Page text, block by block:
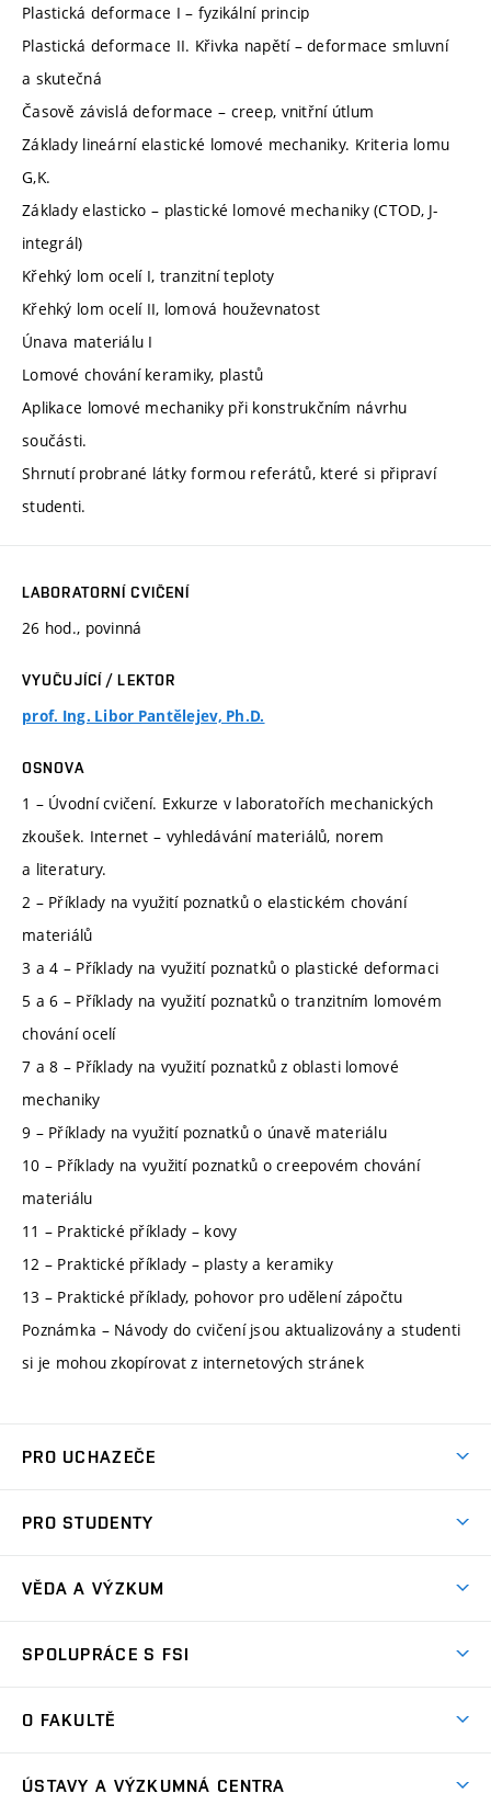
Plastická deformace I – fyzikální princip
Plastická deformace II. Křivka napětí – deformace smluvní
a skutečná
Časově závislá deformace – creep, vnitřní útlum
Základy lineární elastické lomové mechaniky. Kriteria lomu
G,K.
Základy elasticko – plastické lomové mechaniky (CTOD, J-
integrál)
Křehký lom ocelí I, tranzitní teploty
Křehký lom ocelí II, lomová houževnatost
Únava materiálu I
Lomové chování keramiky, plastů
Aplikace lomové mechaniky při konstrukčním návrhu
součásti.
Shrnutí probrané látky formou referátů, které si připraví
studenti.
LABORATORNÍ CVIČENÍ
26 hod., povinná
VYUČUJÍCÍ / LEKTOR
prof. Ing. Libor Pantělejev, Ph.D.
OSNOVA
1 – Úvodní cvičení. Exkurze v laboratořích mechanických
zkoušek. Internet – vyhledávání materiálů, norem
a literatury.
2 – Příklady na využití poznatků o elastickém chování
materiálů
3 a 4 – Příklady na využití poznatků o plastické deformaci
5 a 6 – Příklady na využití poznatků o tranzitním lomovém
chování ocelí
7 a 8 – Příklady na využití poznatků z oblasti lomové
mechaniky
9 – Příklady na využití poznatků o únavě materiálu
10 – Příklady na využití poznatků o creepovém chování
materiálu
11 – Praktické příklady – kovy
12 – Praktické příklady – plasty a keramiky
13 – Praktické příklady, pohovor pro udělení zápočtu
Poznámka – Návody do cvičení jsou aktualizovány a studenti
si je mohou zkopírovat z internetových stránek
PRO UCHAZEČE
Ambasadoři studia
Zápisy
Dny otevřených dveří
PRO STUDENTY
Studijní předpisy
Pro prváky
Odborná praxe
VĚDA A VÝZKUM
Oblasti výzkumu
Podpora projektů
SPOLUPRÁCE S FSI
Nejvýznamnější partneři
O FAKULTĚ
ÚSTAVY A VÝZKUMNÁ CENTRA